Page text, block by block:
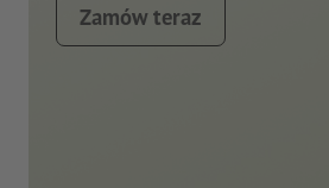
Zamów teraz